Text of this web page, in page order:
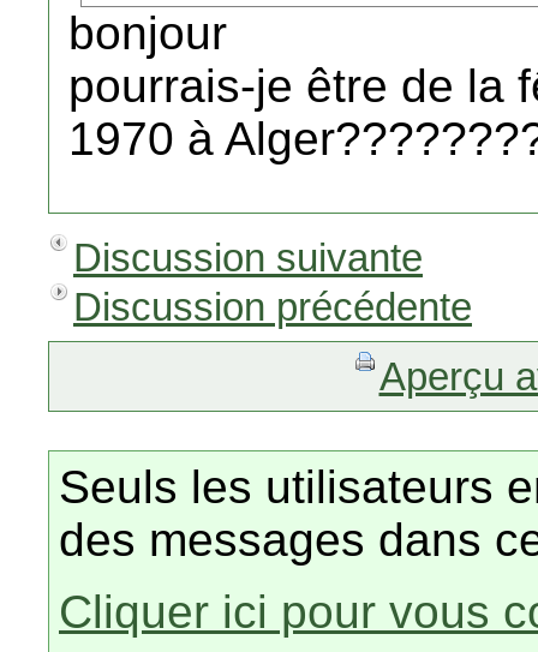
bonjour
pourrais-je être de la
1970 à
Discussion suivante
Discussion précédente
Aperçu
Seuls les utilisateurs
des messages dans
Cliquer ici pour vous